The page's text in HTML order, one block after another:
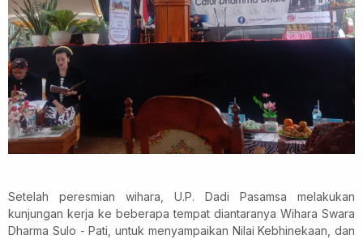
Setelah peresmian wihara, U.P. Dadi Pasamsa melakukan
kunjungan kerja ke beberapa tempat diantaranya Wihara Swara
Dharma Sulo - Pati, untuk menyampaikan Nilai Kebhinekaan, dan